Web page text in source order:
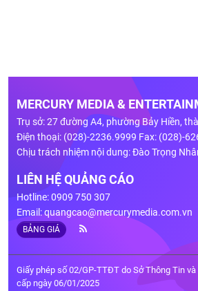
MERCURY MEDIA &
Trụ sở: 27 đường A4, phường Bảy Hiền,
Điện thoại: (028)-2236.9999 Fax: (028)-
Chịu trách nhiệm nội dung: Đào Trọng
LIÊN HỆ QUẢNG CÁO
Hotline: 0909 750 307
Email:quangcao@mercurymedia.com.vn
BẢNG GIÁ
Giấy phép số 02/GP-TTĐT do Sở Thông Tin
cấp ngày 06/01/2025